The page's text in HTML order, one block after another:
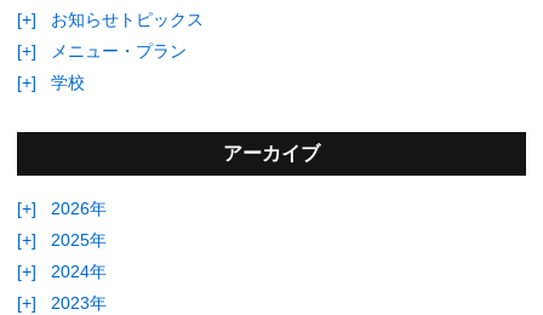
[+]
お知らせトピックス
[+]
メニュー・プラン
[+]
学校
アーカイブ
[+]
2026年
[+]
2025年
[+]
2024年
[+]
2023年